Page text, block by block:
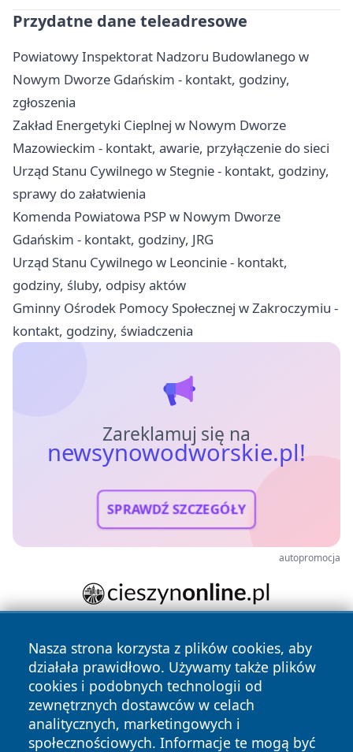
Przydatne dane teleadresowe
Powiatowy Inspektorat Nadzoru Budowlanego w
Nowym Dworze Gdańskim - kontakt, godziny,
zgłoszenia
Zakład Energetyki Cieplnej w Nowym Dworze
Mazowieckim - kontakt, awarie, przyłączenie do sieci
Urząd Stanu Cywilnego w Stegnie - kontakt, godziny,
sprawy do załatwienia
Komenda Powiatowa PSP w Nowym Dworze
Gdańskim - kontakt, godziny, JRG
Urząd Stanu Cywilnego w Leoncinie - kontakt,
godziny, śluby, odpisy aktów
Gminny Ośrodek Pomocy Społecznej w Zakroczymiu -
kontakt, godziny, świadczenia
Zareklamuj się na
newsynowodworskie.pl!
SPRAWDŹ SZCZEGÓŁY
autopromocja
Nasza strona korzysta z plików cookies, aby
działała prawidłowo. Używamy także plików
cookies i podobnych technologii od
zewnętrznych dostawców w celach
analitycznych, marketingowych i
społecznościowych. Informacje te mogą być
Copyright © 2026 newsynowodworskie.pl Wszystkie prawa